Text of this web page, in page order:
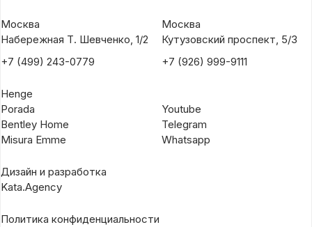
Москва
Набережная Т. Шевченко, 1/2
+7 (499) 243-0779
Москва
Кутузовский проспект, 5/3
+7 (926) 999-9111
Henge
Porada
Bentley Home
Misura Emme
Youtube
Telegram
Whatsapp
Дизайн и разработка
Kata.Agency
Политика конфиденциальности